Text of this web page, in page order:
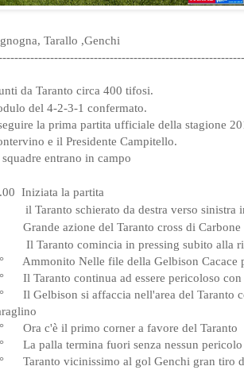
Tarallo ,Genchi
da Taranto circa 400 tifosi.
del 4-2-3-1 confermato.
la prima partita ufficiale della stagione
e il Presidente Campitello.
entrano in campo
Iniziata la partita
il Taranto schierato da destra verso sinistra
Grande azione del Taranto cross di
Il Taranto comincia in pressing subito alla
Ammonito Nelle file della Gelbison Cacace
Il Taranto continua ad essere pericoloso
Il Gelbison si affaccia nell'area del Taranto
Ora c'è il primo corner a favore del Taranto
La palla termina fuori senza nessun
Taranto vicinissimo al gol Genchi gran tiro